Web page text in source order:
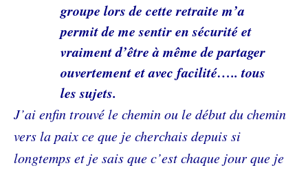
groupe lors de cette retraite m’a
permit de me sentir en sécurité et
vraiment d’être à même de partager
ouvertement et avec facilité….. tous
les sujets.
J’ai enfin trouvé le chemin ou le début du chemin
vers la paix ce que je cherchais depuis si
longtemps et je sais que c’est chaque jour que je